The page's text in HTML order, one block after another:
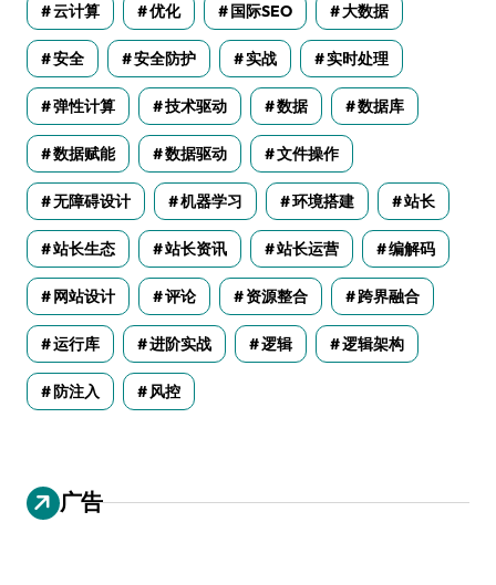
云计算 优化 国际SEO 大数据
安全 安全防护 实战 实时处理
弹性计算 技术驱动 数据 数据库
数据赋能 数据驱动 文件操作
无障碍设计 机器学习 环境搭建 站长
站长生态 站长资讯 站长运营 编解码
网站设计 评论 资源整合 跨界融合
运行库 进阶实战 逻辑 逻辑架构
防注入 风控
广告